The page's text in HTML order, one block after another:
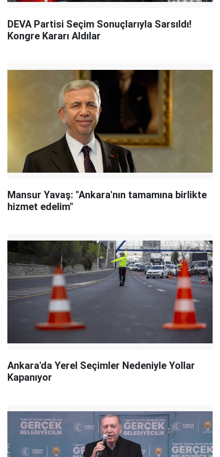
DEVA Partisi Seçim Sonuçlarıyla Sarsıldı!
Kongre Kararı Aldılar
Mansur Yavaş: "Ankara'nın tamamına birlikte
hizmet edelim"
Ankara'da Yerel Seçimler Nedeniyle Yollar
Kapanıyor